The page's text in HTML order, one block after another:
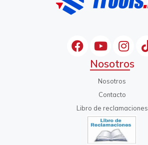
Nosotros
Nosotros
Contacto
Libro de reclamaciones